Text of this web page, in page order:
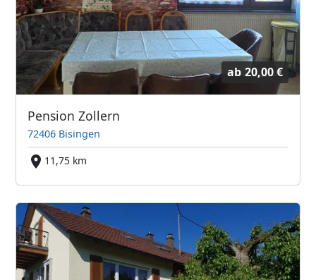
ab 20,00 €
Pension Zollern
72406 Bisingen
11,75 km